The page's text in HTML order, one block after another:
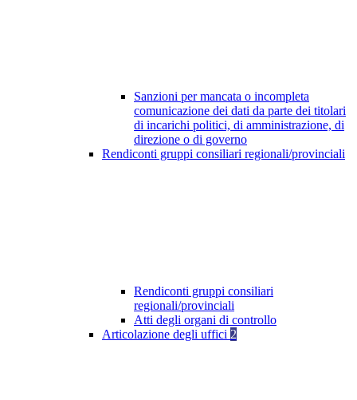
Sanzioni per mancata o incompleta
comunicazione dei dati da parte dei titolari
di incarichi politici, di amministrazione, di
direzione o di governo
Rendiconti gruppi consiliari regionali/provinciali
Rendiconti gruppi consiliari
regionali/provinciali
Atti degli organi di controllo
Articolazione degli uffici 2